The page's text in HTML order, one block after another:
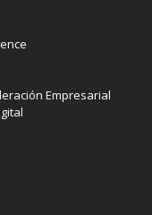
Empresarial